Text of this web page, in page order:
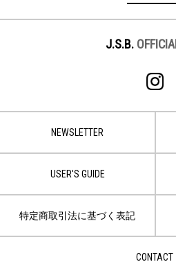
J.S.B.
NEWSLETTER
USER'S GUIDE
特定商取引法に基づく表記
CONTACT